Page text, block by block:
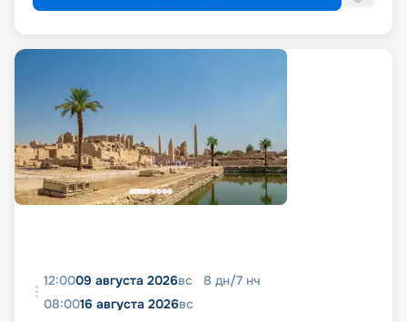
12:0009 августа 2026вс 8 дн/7 нч
08:0016 августа 2026вс